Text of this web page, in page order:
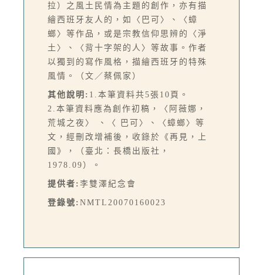
拉）之風土民情為主題的創作，亦有描
繪西班牙友人的，如〈巴可〉、〈蟑
螂〉等作品，或是宗教信仰思辨的〈淨
土〉、〈背十字架的人〉等故事。作者
以獨到的寫作風格，描繪西班牙的特殊
風情。（文／蔡佩家）
其他說明: 1.本筆資料共5張10頁。
2.本筆資料應為創作初稿，〈阿薇娜，
荒城之夜〉 、〈 巴可〉、〈蟑螂〉等
文，經刪改增補後，收錄於《再見，上
國》，（臺北：長橋出版社，
1978.09）。
提供者: 李雙澤紀念會
登錄號: NMTL20070160023